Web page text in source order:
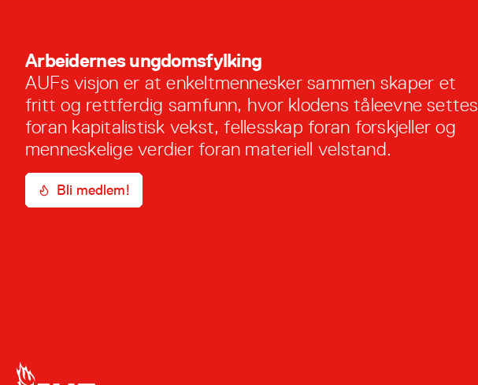
Arbeidernes ungdomsfylking
AUFs visjon er at enkeltmennesker sammen skaper et
fritt og rettferdig samfunn, hvor klodens tåleevne settes
foran kapitalistisk vekst, fellesskap foran forskjeller og
menneskelige verdier foran materiell velstand.
Bli medlem!